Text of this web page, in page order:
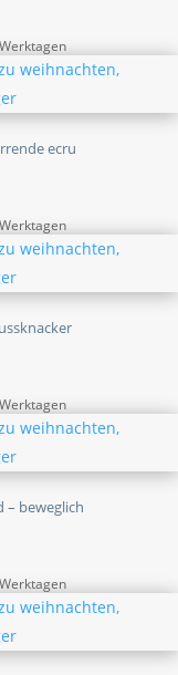
ecru
– beweglich